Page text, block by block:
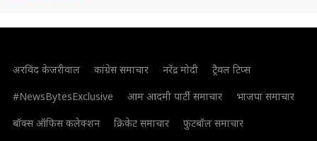
अरविंद केजरीवाल कांग्रेस समाचार नरेंद्र मोदी
ट्रैवल टिप्स
#NewsBytesExclusive
आम आदमी पार्टी समाचार
भाजपा समाचार
बॉक्स ऑफिस कलेक्शन
क्रिकेट समाचार फुटबॉल समाचार